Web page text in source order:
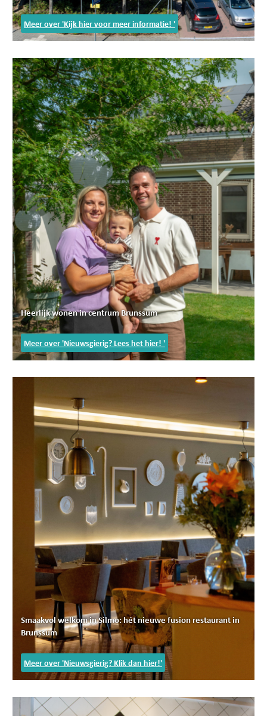
Meer over 'Kijk hier voor meer informatie! '
Heerlijk wonen in centrum Brunssum
Meer over 'Nieuwsgierig? Lees het hier! '
Smaakvol welkom in Silmo: hét nieuwe fusion restaurant in
Brunssum
Meer over 'Nieuwsgierig? Klik dan hier!'